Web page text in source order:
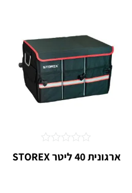
ארגונית 40 ליטר STOREX
0